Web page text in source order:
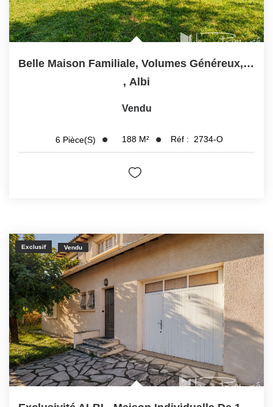
Belle Maison Familiale, Volumes Généreux, Grand Terrain...
, Albi
Vendu
6 Pièce(s) 188 M² Réf : 2734-O
Exclusif Vendu